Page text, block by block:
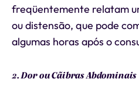
freqüentemente relatam
ou distensão, que pode
algumas horas após o
2. Dor ou Cãibras Abdominais